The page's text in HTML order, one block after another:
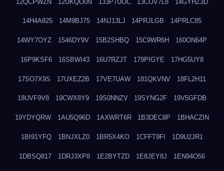
12QCPWZN 12UKQO0N 133P7UOC 13COV7L8 14GYHZ3D
14H4A825 14M9BJ75 14NJ13LJ 14PRJLGB 14PRLC85
14WY7OYZ 1546DY9V 15B2SHBQ 15C9WR6H 160ON64P
16P9KSF6 16SBWI43 16U7RZJT 179PIGYE 17HG5UY8
17SO7X9S 17UXEZ2B 17VE7UAW 181QKVNV 18FL2H11
18UVF9V8 19CWX8Y9 19S0NNZV 19SYNG2F 19V5GFDB
19YDYQRW 1AU5Q96D 1AXWRT6R 1B3DEC8P 1BHACZIN
1BI91YFQ 1BNJXLZ0 1BR5X4KO 1CFFT9FI 1D9U2JR1
1DBSQ817 1DRJ3XP8 1E2BYTZD 1E8JEY8J 1EN94O56